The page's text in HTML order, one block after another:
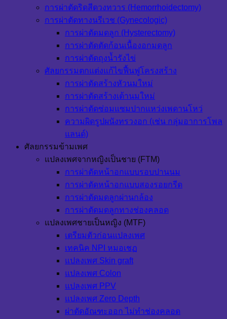
การผ่าตัดริดสีดวงทวาร (Hemorrhoidectomy)
การผ่าตัดทางนรีเวช (Gynecologic)
การผ่าตัดมดลูก (Hysterectomy)
การผ่าตัดตัดก้อนเนื้องอกมดลูก
การผ่าตัดถุงน้ำรังไข่
ศัลยกรรมตกแต่งแก้ไขฟื้นฟูโครงสร้าง
การผ่าตัดสร้างหัวนมใหม่
การผ่าตัดสร้างเต้านมใหม่
การผ่าตัดซ่อมแซมปากแหว่งเพดานโหว่
ความผิดรูปผนังทรวงอก (เช่น กลุ่มอาการโพล
แลนด์)
ศัลยกรรมข้ามเพศ
แปลงเพศจากหญิงเป็นชาย (FTM)
การผ่าตัดหน้าอกแบบรอบปานนม
การผ่าตัดหน้าอกแบบสองรอยกรีด
การผ่าตัดมดลูกผ่านกล้อง
การผ่าตัดมดลูกทางช่องคลอด
แปลงเพศชายเป็นหญิง (MTF)
เตรียมตัวก่อนแปลงเพศ
เทคนิค NPI หมอเชฏ
แปลงเพศ Skin graft
แปลงเพศ Colon
แปลงเพศ PPV
แปลงเพศ Zero Depth
ผ่าตัดอัณฑะออก ไม่ทำช่องคลอด